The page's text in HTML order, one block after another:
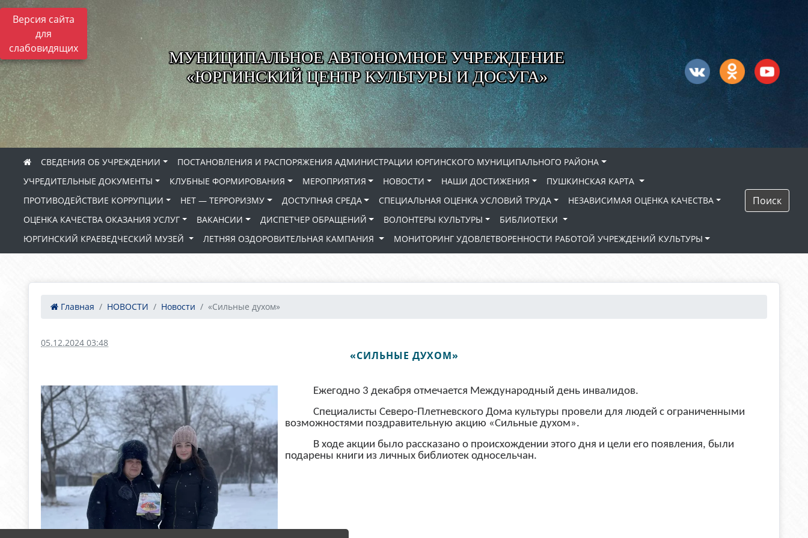
Версия сайта
для
слабовидящих
МУНИЦИПАЛЬНОЕ АВТОНОМНОЕ УЧРЕЖДЕНИЕ
«ЮРГИНСКИЙ ЦЕНТР КУЛЬТУРЫ И ДОСУГА»
СВЕДЕНИЯ ОБ УЧРЕЖДЕНИИ
ПОСТАНОВЛЕНИЯ И РАСПОРЯЖЕНИЯ АДМИНИСТРАЦИИ ЮРГИНСКОГО МУНИЦИПАЛЬНОГО РАЙОНА
УЧРЕДИТЕЛЬНЫЕ ДОКУМЕНТЫ
КЛУБНЫЕ ФОРМИРОВАНИЯ МЕРОПРИЯТИЯ НОВОСТИ НАШИ ДОСТИЖЕНИЯ
ПУШКИНСКАЯ КАРТА
ПРОТИВОДЕЙСТВИЕ КОРРУПЦИИ
НЕТ — ТЕРРОРИЗМУ ДОСТУПНАЯ СРЕДА СПЕЦИАЛЬНАЯ ОЦЕНКА УСЛОВИЙ ТРУДА
НЕЗАВИСИМАЯ ОЦЕНКА КАЧЕСТВА
ОЦЕНКА КАЧЕСТВА ОКАЗАНИЯ УСЛУГ
ВАКАНСИИ ДИСПЕТЧЕР ОБРАЩЕНИЙ ВОЛОНТЕРЫ КУЛЬТУРЫ
БИБЛИОТЕКИ
ЮРГИНСКИЙ КРАЕВЕДЧЕСКИЙ МУЗЕЙ
ЛЕТНЯЯ ОЗДОРОВИТЕЛЬНАЯ КАМПАНИЯ МОНИТОРИНГ УДОВЛЕТВОРЕННОСТИ РАБОТОЙ УЧРЕЖДЕНИЙ КУЛЬТУРЫ
Поиск
Главная НОВОСТИ Новости «Сильные духом»
05.12.2024 03:48
«СИЛЬНЫЕ ДУХОМ»
Ежегодно 3 декабря отмечается Международный день инвалидов.
Специалисты Северо-Плетневского Дома культуры провели для людей с ограниченными
возможностями поздравительную акцию «Сильные духом».
В ходе акции было рассказано о происхождении этого дня и цели его появления, были
подарены книги из личных библиотек односельчан.